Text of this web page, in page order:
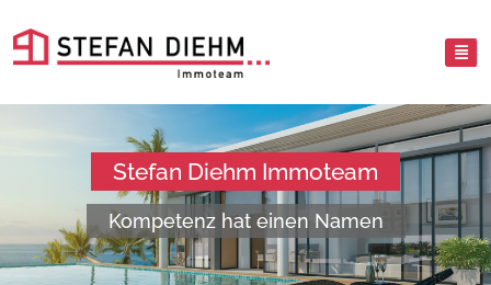
Stefan Diehm Immoteam
Kompetenz hat einen Namen